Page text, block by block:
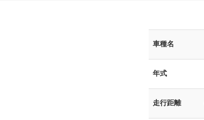
車種名
年式
走行距離